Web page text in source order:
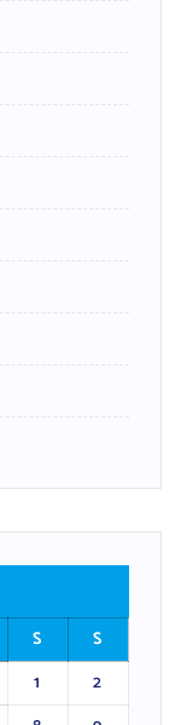
S
S
1
2